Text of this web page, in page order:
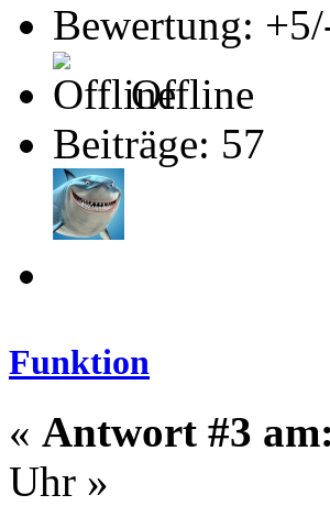
Bewertung:
Offline
Beiträge: 57
Funktion
« Antwort #3 am:
Uhr »